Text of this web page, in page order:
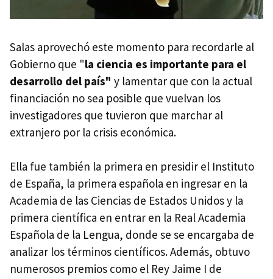
Salas aprovechó este momento para recordarle al
Gobierno que "la ciencia es importante para el
desarrollo del país" y lamentar que con la actual
financiación no sea posible que vuelvan los
investigadores que tuvieron que marchar al
extranjero por la crisis económica.
Ella fue también la primera en presidir el Instituto
de España, la primera española en ingresar en la
Academia de las Ciencias de Estados Unidos y la
primera científica en entrar en la Real Academia
Española de la Lengua, donde se se encargaba de
analizar los términos científicos. Además, obtuvo
numerosos premios como el Rey Jaime I de